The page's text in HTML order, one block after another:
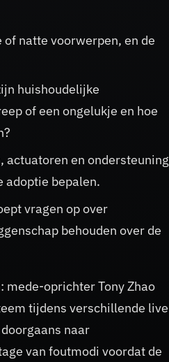
natte voorwerpen, en de
huishoudelijke
of een ongelukje en hoe
actuatoren en ondersteuning
adoptie bepalen.
vragen op over
behouden over de
mede-oprichter Tony Zhao
tijdens verschillende live
naar
van foutmodi voordat de